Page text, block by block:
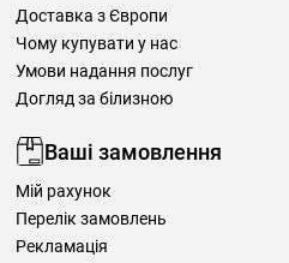
Доставка з Європи
Чому купувати у нас
Умови надання послуг
Догляд за білизною
Ваші замовлення
Мій рахунок
Перелік замовлень
Рекламація